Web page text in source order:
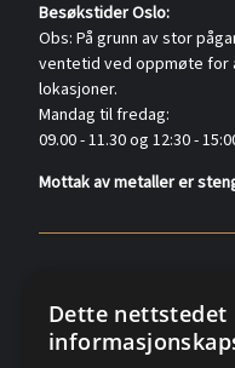
Besøkstider Oslo:
Obs: På grunn av stor
ventetid ved oppmøte for
lokasjoner.
Mandag til fredag:
09.00 - 11.30 og 12:30 -
Mottak av metaller er
Angreskjema
Dette nettstedet